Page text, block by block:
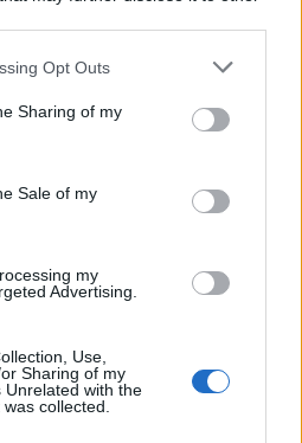
Opt Outs
Sharing of my
Sale of my
my
Advertising.
Use,
Sharing of my
Unrelated with the
collected.
στη θέση του CEO
σε 451 επιχειρήσεις ξεκίνησε το
εισφορών ΕΔΟΕΑΠ
Σε κινεζική… πολιορκία η
κορυφή της αποδοτικότητας